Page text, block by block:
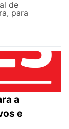
de
para
a
e